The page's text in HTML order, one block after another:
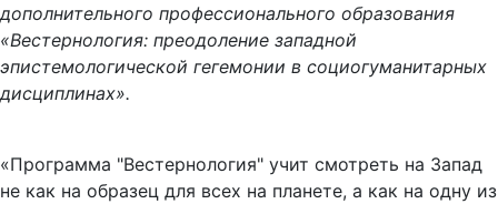
дополнительного профессионального образования
«Вестернология: преодоление западной
эпистемологической гегемонии в социогуманитарных
дисциплинах».
«Программа "Вестернология" учит смотреть на Запад
не как на образец для всех на планете, а как на одну из